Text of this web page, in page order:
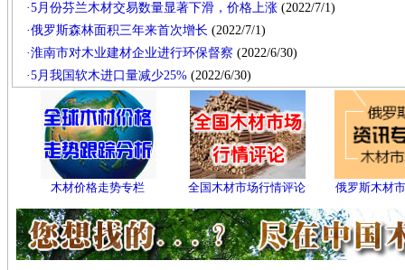
·5月份芬兰木材交易数量显著下滑，价格上涨 (2022/7/1)
·俄罗斯森林面积三年来首次增长 (2022/7/1)
·淮南市对木业建材企业进行环保督察 (2022/6/30)
·5月我国软木进口量减少25% (2022/6/30)
木材价格走势专栏 全国木材市场行情评论 俄罗斯木材